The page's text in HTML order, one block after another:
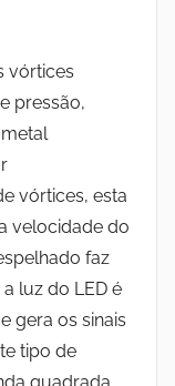
vórtices
pressão,
vórtices, esta
velocidade do
faz
luz do LED é
gera os sinais
tipo de
quadrada,